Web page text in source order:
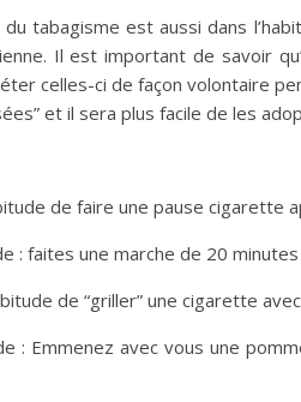
tabagisme est aussi dans
Il est important de savoir
celles-ci de façon volontaire
et il sera plus facile de les
de faire une pause cigarette
: faites une marche de 20
de “griller” une cigarette
: Emmenez avec vous une